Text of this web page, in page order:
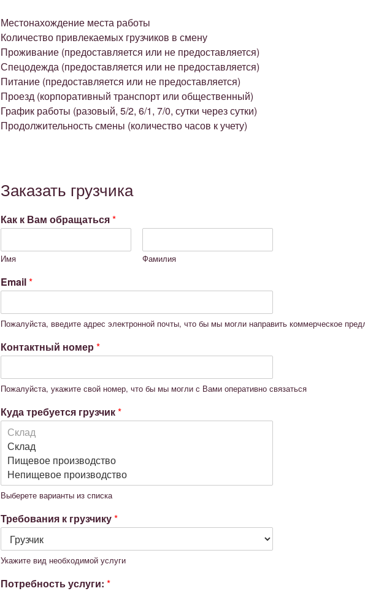
Местонахождение места работы
Количество привлекаемых грузчиков в смену
Проживание (предоставляется или не предоставляется)
Спецодежда (предоставляется или не предоставляется)
Питание (предоставляется или не предоставляется)
Проезд (корпоративный транспорт или общественный)
График работы (разовый, 5/2, 6/1, 7/0, сутки через сутки)
Продолжительность смены (количество часов к учету)
Заказать грузчика
Как к Вам обращаться*
Имя Фамилия
Email*
Пожалуйста, введите адрес электронной почты, что бы мы могли направить коммерческое
Контактный номер *
Пожалуйста, укажите свой номер, что бы мы могли с Вами оперативно связаться
Куда требуется грузчик*
Выберете варианты из списка
Требования к грузчику*
Укажите вид необходимой услуги
Потребность услуги: *